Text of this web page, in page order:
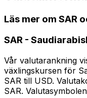
Läs mer om SAR
SAR -
Vår valutarankning
växlingskursen för
SAR till USD.